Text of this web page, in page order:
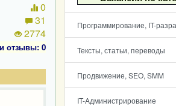
Программирование, IT-
Тексты, статьи, переводы
Продвижение, SEO, SMM
IT-Администрирование
0
31
2774
отзывы: 0